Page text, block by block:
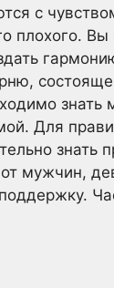
с
плохого.
знать
Для
знать
мужчин,